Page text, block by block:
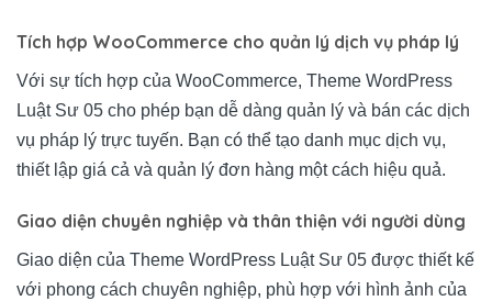
Tích hợp WooCommerce cho quản lý dịch vụ pháp lý
Với sự tích hợp của WooCommerce, Theme WordPress
Luật Sư 05 cho phép bạn dễ dàng quản lý và bán các dịch
vụ pháp lý trực tuyến. Bạn có thể tạo danh mục dịch vụ,
thiết lập giá cả và quản lý đơn hàng một cách hiệu quả.
Giao diện chuyên nghiệp và thân thiện với người dùng
Giao diện của Theme WordPress Luật Sư 05 được thiết kế
với phong cách chuyên nghiệp, phù hợp với hình ảnh của